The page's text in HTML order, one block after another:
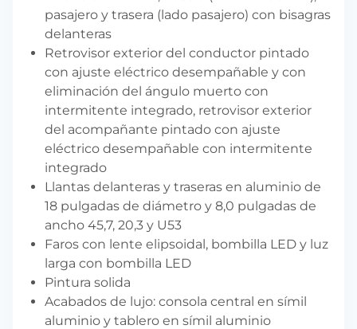
pasajero y trasera (lado pasajero) con bisagras
delanteras
Retrovisor exterior del conductor pintado
con ajuste eléctrico desempañable y con
eliminación del ángulo muerto con
intermitente integrado, retrovisor exterior
del acompañante pintado con ajuste
eléctrico desempañable con intermitente
integrado
Llantas delanteras y traseras en aluminio de
18 pulgadas de diámetro y 8,0 pulgadas de
ancho 45,7, 20,3 y U53
Faros con lente elipsoidal, bombilla LED y luz
larga con bombilla LED
Pintura solida
Acabados de lujo: consola central en símil
aluminio y tablero en símil aluminio